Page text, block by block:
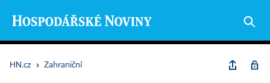
HN.cz › Zahraniční